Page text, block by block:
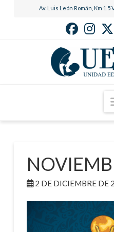
Av. Luis León Román, Km 1.5
2 DE DICIEMBRE DE